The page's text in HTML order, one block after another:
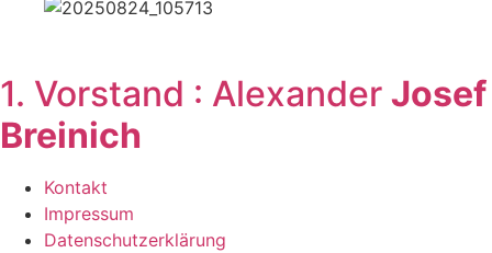
1. Vorstand : Alexander Josef
Breinich
Kontakt
Impressum
Datenschutzerklärung